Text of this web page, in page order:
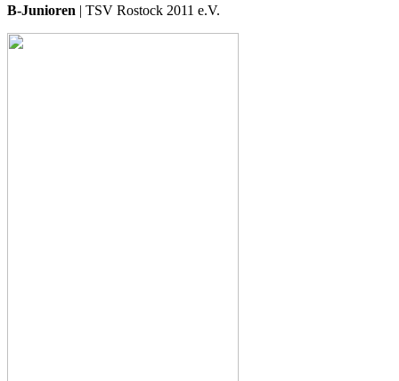
B-Junioren | TSV Rostock 2011 e.V.